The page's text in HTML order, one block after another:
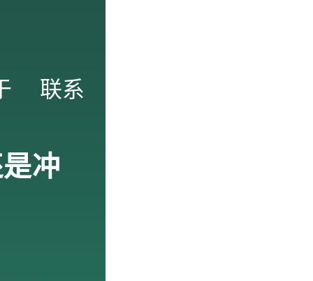
联系
冲